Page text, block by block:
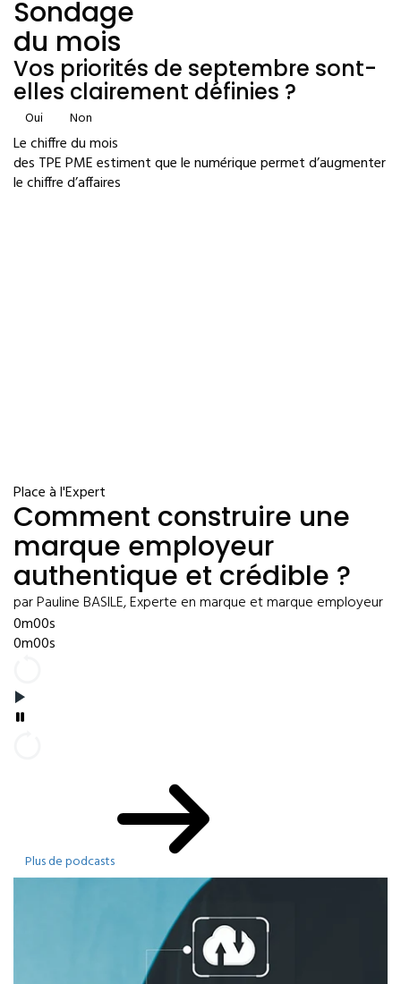
Sondage
du mois
Vos priorités de septembre sont-
elles clairement définies ?
Oui Non
Le chiffre du mois
des TPE PME estiment que le numérique permet d’augmenter
le chiffre d’affaires
Place à l'Expert
Comment construire une
marque employeur
authentique et crédible ?
par Pauline BASILE, Experte en marque et marque employeur
0m00s
0m00s
Plus de podcasts